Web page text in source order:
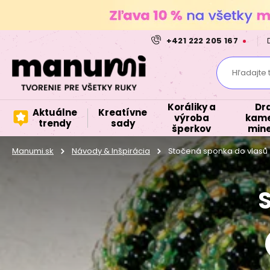
+421 222 205 167
Hľadajte
Aktuálne
trendy
Kreatívne
sady
Koráliky a
výroba
šperkov
Manumi.sk Návody & Inšpirácia Stočená sponka do vlasů